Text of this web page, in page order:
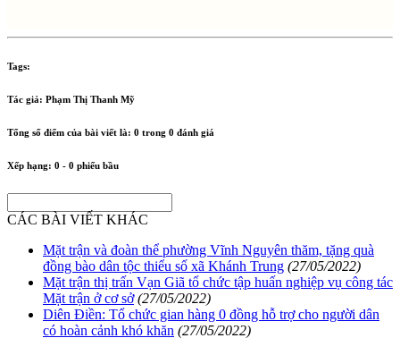
Tags:
Tác giả: Phạm Thị Thanh Mỹ
Tổng số điểm của bài viết là: 0 trong 0 đánh giá
Xếp hạng: 0 - 0 phiếu bầu
CÁC BÀI VIẾT KHÁC
Mặt trận và đoàn thể phường Vĩnh Nguyên thăm, tặng quà
đồng bào dân tộc thiểu số xã Khánh Trung (27/05/2022)
Mặt trận thị trấn Vạn Giã tổ chức tập huấn nghiệp vụ công tác
Mặt trận ở cơ sở (27/05/2022)
Diên Điền: Tổ chức gian hàng 0 đồng hỗ trợ cho người dân
có hoàn cảnh khó khăn (27/05/2022)